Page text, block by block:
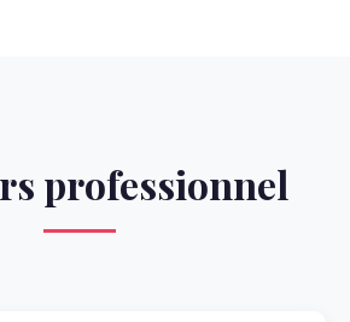
professionnel